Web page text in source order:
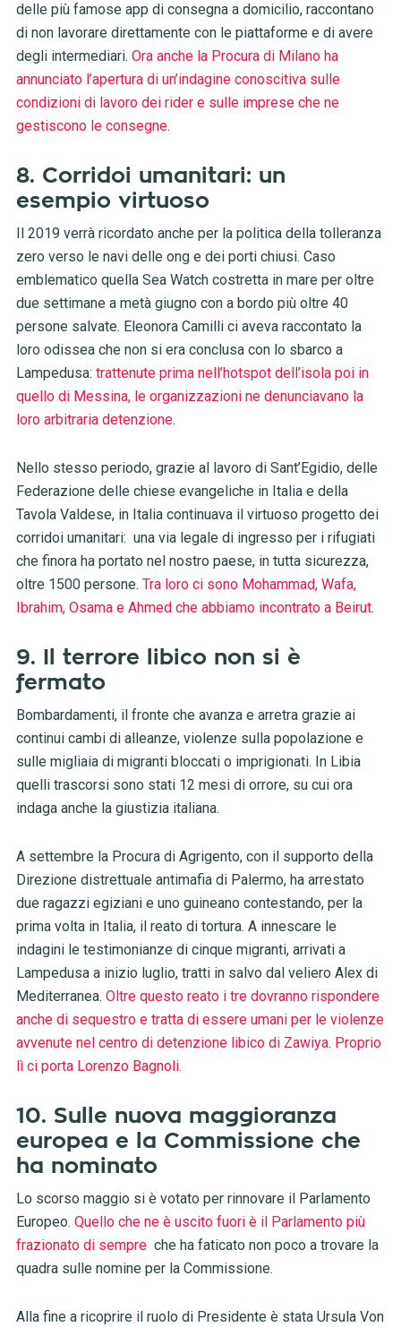
delle più famose app di consegna a domicilio, raccontano
di non lavorare direttamente con le piattaforme e di avere
degli intermediari. Ora anche la Procura di Milano ha
annunciato l’apertura di un’indagine conoscitiva sulle
condizioni di lavoro dei rider e sulle imprese che ne
gestiscono le consegne.
8. Corridoi umanitari: un
esempio virtuoso
Il 2019 verrà ricordato anche per la politica della tolleranza
zero verso le navi delle ong e dei porti chiusi. Caso
emblematico quella Sea Watch costretta in mare per oltre
due settimane a metà giugno con a bordo più oltre 40
persone salvate. Eleonora Camilli ci aveva raccontato la
loro odissea che non si era conclusa con lo sbarco a
Lampedusa: trattenute prima nell’hotspot dell’isola poi in
quello di Messina, le organizzazioni ne denunciavano la
loro arbitraria detenzione.
Nello stesso periodo, grazie al lavoro di Sant’Egidio, delle
Federazione delle chiese evangeliche in Italia e della
Tavola Valdese, in Italia continuava il virtuoso progetto dei
corridoi umanitari: una via legale di ingresso per i rifugiati
che finora ha portato nel nostro paese, in tutta sicurezza,
oltre 1500 persone. Tra loro ci sono Mohammad, Wafa,
Ibrahim, Osama e Ahmed che abbiamo incontrato a Beirut.
9. Il terrore libico non si è
fermato
Bombardamenti, il fronte che avanza e arretra grazie ai
continui cambi di alleanze, violenze sulla popolazione e
sulle migliaia di migranti bloccati o imprigionati. In Libia
quelli trascorsi sono stati 12 mesi di orrore, su cui ora
indaga anche la giustizia italiana.
A settembre la Procura di Agrigento, con il supporto della
Direzione distrettuale antimafia di Palermo, ha arrestato
due ragazzi egiziani e uno guineano contestando, per la
prima volta in Italia, il reato di tortura. A innescare le
indagini le testimonianze di cinque migranti, arrivati a
Lampedusa a inizio luglio, tratti in salvo dal veliero Alex di
Mediterranea. Oltre questo reato i tre dovranno rispondere
anche di sequestro e tratta di essere umani per le violenze
avvenute nel centro di detenzione libico di Zawiya. Proprio
lì ci porta Lorenzo Bagnoli.
10. Sulle nuova maggioranza
europea e la Commissione che
ha nominato
Lo scorso maggio si è votato per rinnovare il Parlamento
Europeo. Quello che ne è uscito fuori è il Parlamento più
frazionato di sempreche ha faticato non poco a trovare la
quadra sulle nomine per la Commissione.
Alla fine a ricoprire il ruolo di Presidente è stata Ursula Von